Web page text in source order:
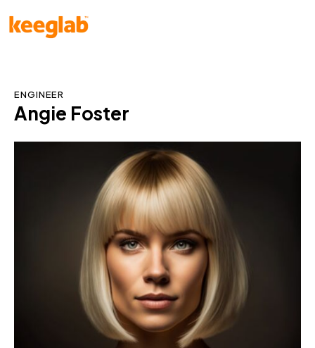
ENGINEER
Angie Foster